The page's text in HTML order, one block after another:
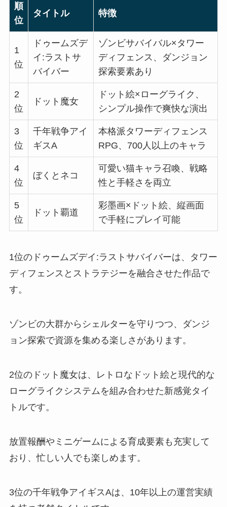
順
位
タイトル 特徴
1
位
ドゥームズデ
イ:ラストサ
バイバー
ゾンビサバイバル×タワー
ディフェンス、ダンジョン
探索要素あり
2
位
ドット魔女
ドット絵×ローグライク、
シンプル操作で爽快な演出
3
位
千年戦争アイ
ギスA
本格派タワーディフェンス
RPG、700人以上のキャラ
4
位
ぼくとネコ
可愛い猫キャラ召喚、戦略
性と手軽さを両立
5
位
ドット覇道
彩墨画×ドット絵、縦画面
で手軽にプレイ可能
1位のドゥームズデイ:ラストサバイバーは、タワー
ディフェンスとストラテジーを融合させた作品で
す。
ゾンビの大群からシェルターを守りつつ、ダンジ
ョン探索で資源を集める楽しさがあります。
2位のドット魔女は、レトロなドット絵と現代的な
ローグライクシステムを組み合わせた新感覚タイ
トルです。
放置報酬やミニゲームによる育成要素も充実して
おり、忙しい人でも楽しめます。
3位の千年戦争アイギスAは、10年以上の運営実績